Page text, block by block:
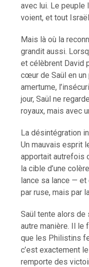
avec lui. Le peuple
voient, et tout
Mais là où la
grandit aussi.
et célèbrent David
cœur de Saül en
amertume,
jour, Saül ne
royaux, mais avec
La désintégration
Un mauvais esprit
apportait autrefois
la cible d’une
lance sa lance — et
par ruse, mais par
Saül tente alors de
autre manière. Il le
que les Philistins
c’est exactement
remporte des